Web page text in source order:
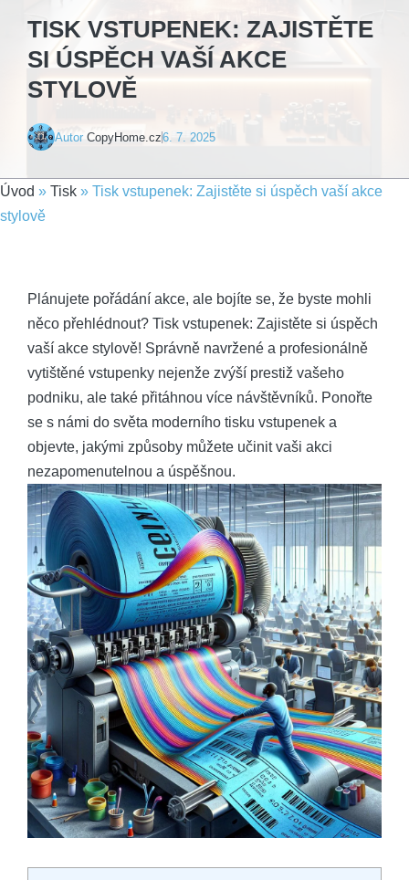
TISK VSTUPENEK: ZAJISTĚTE
SI ÚSPĚCH VAŠÍ AKCE
STYLOVĚ
Autor CopyHome.cz6. 7. 2025
Úvod » Tisk » Tisk vstupenek: Zajistěte si úspěch vaší akce
stylově
Plánujete pořádání akce, ale bojíte se, že byste mohli
něco přehlédnout? Tisk vstupenek: Zajistěte si úspěch
vaší akce stylově! Správně navržené a profesionálně
vytištěné vstupenky nejenže zvýší prestiž vašeho
podniku, ale také přitáhnou více návštěvníků. Ponořte
se s námi do světa moderního tisku vstupenek a
objevte, jakými způsoby můžete učinit vaši akci
nezapomenutelnou a úspěšnou.